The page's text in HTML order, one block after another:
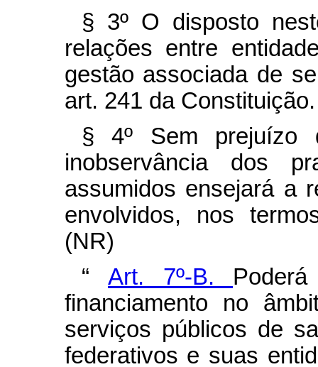
§ 3º O disposto
relações entre
gestão associada de
art. 241 da Constituição.
§ 4º Sem
inobservância dos
assumidos ensejará a
envolvidos, nos
(NR)
“Art. 7º-B.
financiamento no
serviços públicos de
federativos e suas